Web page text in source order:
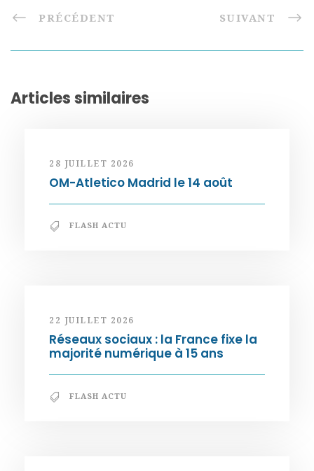
PRÉCÉDENT SUIVANT
Articles similaires
28 JUILLET 2026
OM-Atletico Madrid le 14 août
FLASH ACTU
22 JUILLET 2026
Réseaux sociaux : la France fixe la
majorité numérique à 15 ans
FLASH ACTU